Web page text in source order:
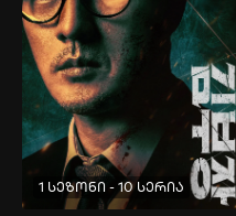
1 სეზონი - 10 სერია